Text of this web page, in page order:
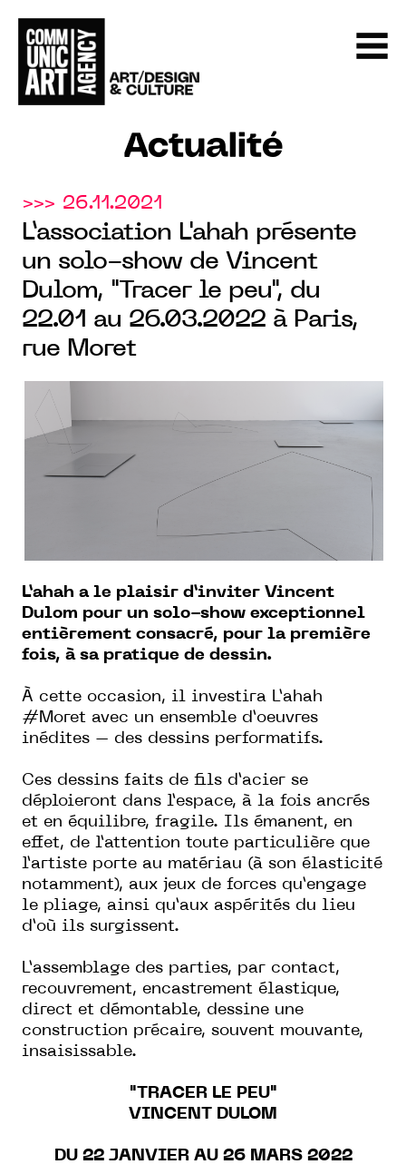
Actualité
>>> 26.11.2021
L’association L'ahah présente
un solo-show de Vincent
Dulom, "Tracer le peu", du
22.01 au 26.03.2022 à Paris,
rue Moret
L’ahah a le plaisir d’inviter Vincent
Dulom pour un solo-show exceptionnel
entièrement consacré, pour la première
fois, à sa pratique de dessin.
À cette occasion, il investira L’ahah
#Moret avec un ensemble d’oeuvres
inédites – des dessins performatifs.
Ces dessins faits de fils d’acier se
déploieront dans l’espace, à la fois ancrés
et en équilibre, fragile. Ils émanent, en
effet, de l’attention toute particulière que
l’artiste porte au matériau (à son élasticité
notamment), aux jeux de forces qu’engage
le pliage, ainsi qu’aux aspérités du lieu
d’où ils surgissent.
L’assemblage des parties, par contact,
recouvrement, encastrement élastique,
direct et démontable, dessine une
construction précaire, souvent mouvante,
insaisissable.
"TRACER LE PEU"
VINCENT DULOM
DU 22 JANVIER AU 26 MARS 2022